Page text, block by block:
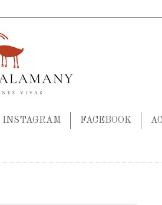
INSTAGRAM FACEBOOK